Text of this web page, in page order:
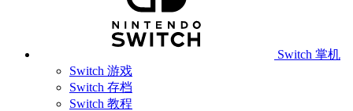
Switch 掌机
Switch 游戏
Switch 存档
Switch 教程